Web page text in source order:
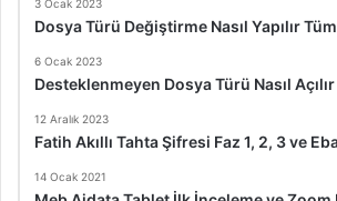
3 Ocak 2023
Dosya Türü Değiştirme Nasıl Yapılır
6 Ocak 2023
Desteklenmeyen Dosya Türü Nasıl Açılır
12 Aralık 2023
Fatih Akıllı Tahta Şifresi Faz 1, 2, 3 ve
14 Ocak 2021